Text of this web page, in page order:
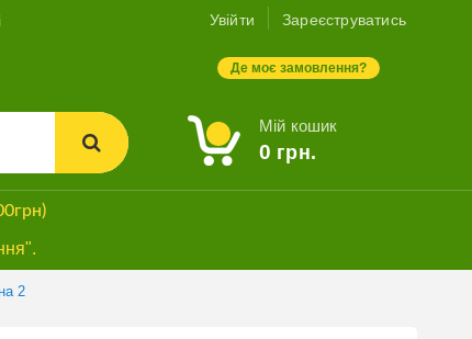
Увійти Зареєструватись
Де моє замовлення?
Мій кошик
0 грн.
2